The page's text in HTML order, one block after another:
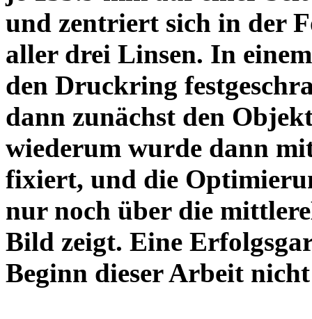
und zentriert sich in der
aller drei Linsen. In
den Druckring
dann zunächst den
wiederum wurde dann
fixiert, und die
nur noch über die
Bild zeigt. Eine
Beginn dieser Arbeit